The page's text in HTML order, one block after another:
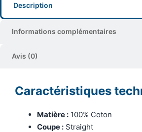
Description
Informations complémentaires
Avis (0)
Caractéristiques
Matière : 100% Coton
Coupe : Straight